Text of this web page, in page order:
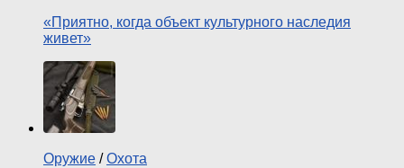
«Приятно, когда объект культурного наследия
живет»
Оружие /Охота